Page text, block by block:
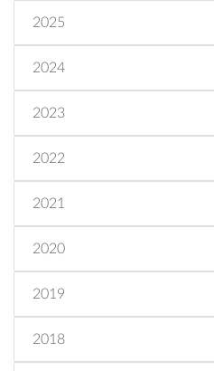
2025
2024
2023
2022
2021
2020
2019
2018